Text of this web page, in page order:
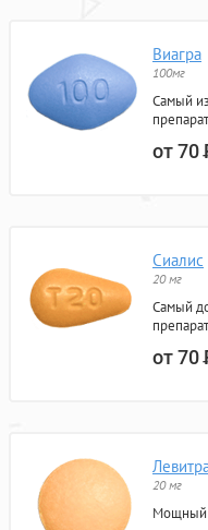
Виагра
100мг
Самый
препарат
от 70
Сиалис
20 мг
Самый
от 70
20 мг
Мощный